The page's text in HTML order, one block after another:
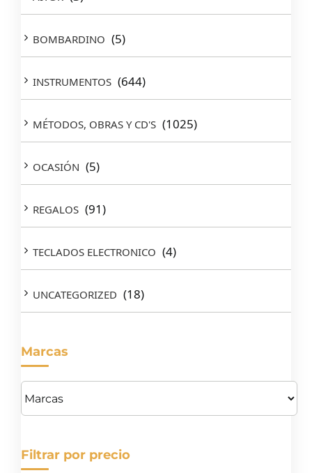
BOMBARDINO (5)
INSTRUMENTOS (644)
MÉTODOS, OBRAS Y CD'S (1025)
OCASIÓN (5)
REGALOS (91)
TECLADOS ELECTRONICO (4)
UNCATEGORIZED (18)
Marcas
Filtrar por precio